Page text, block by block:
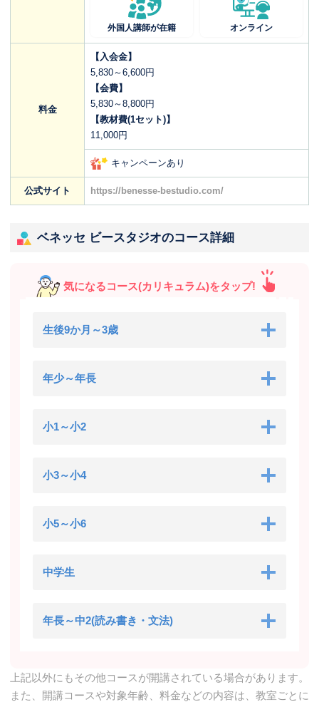
外国人講師が在籍 オンライン
料金
【入会金】
5,830～6,600円
【会費】
5,830～8,800円
【教材費(1セット)】
11,000円
キャンペーンあり
公式サイト https://benesse-bestudio.com/
ベネッセ ビースタジオのコース詳細
気になるコース(カリキュラム)をタップ!
生後9か月～3歳
年少～年長
小1～小2
小3～小4
小5～小6
中学生
年長～中2(読み書き・文法)
上記以外にもその他コースが開講されている場合があります。
また、開講コースや対象年齢、料金などの内容は、教室ごとに